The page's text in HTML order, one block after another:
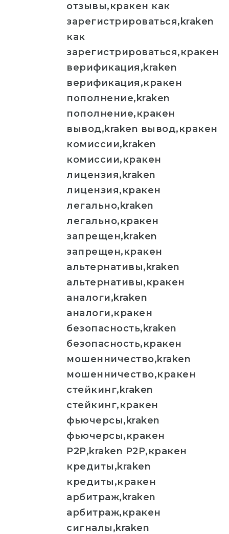
отзывы,кракен как
зарегистрироваться,kraken
как
зарегистрироваться,кракен
верификация,kraken
верификация,кракен
пополнение,kraken
пополнение,кракен
вывод,kraken вывод,кракен
комиссии,kraken
комиссии,кракен
лицензия,kraken
лицензия,кракен
легально,kraken
легально,кракен
запрещен,kraken
запрещен,кракен
альтернативы,kraken
альтернативы,кракен
аналоги,kraken
аналоги,кракен
безопасность,kraken
безопасность,кракен
мошенничество,kraken
мошенничество,кракен
стейкинг,kraken
стейкинг,кракен
фьючерсы,kraken
фьючерсы,кракен
P2P,kraken P2P,кракен
кредиты,kraken
кредиты,кракен
арбитраж,kraken
арбитраж,кракен
сигналы,kraken